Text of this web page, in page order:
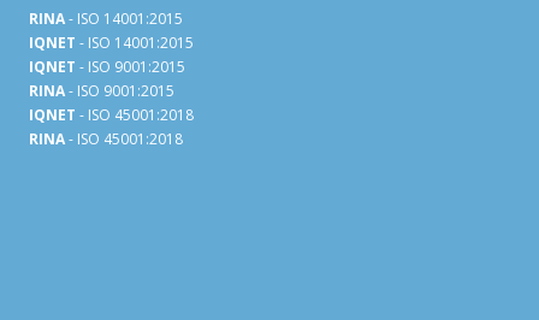
RINA- ISO 14001:2015
IQNET - ISO 14001:2015
IQNET - ISO 9001:2015
RINA- ISO 9001:2015
IQNET - ISO 45001:2018
RINA- ISO 45001:2018